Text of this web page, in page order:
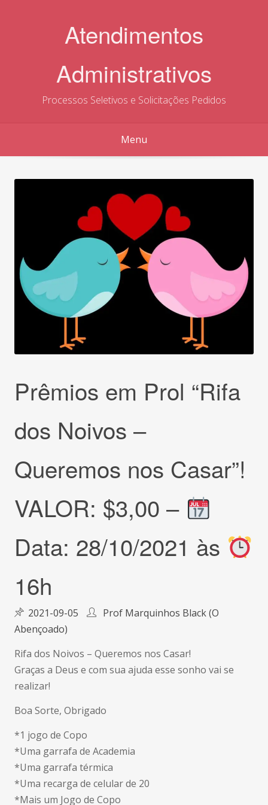
Atendimentos
Administrativos
Processos Seletivos e Solicitações Pedidos
Menu
Prêmios em Prol “Rifa
dos Noivos –
Queremos nos Casar”!
VALOR: $3,00 –
Data: 28/10/2021 às
16h
2021-09-05
Prof Marquinhos Black (O
Abençoado)
Rifa dos Noivos – Queremos nos Casar!
Graças a Deus e com sua ajuda esse sonho vai se
realizar!
Boa Sorte, Obrigado
*1 jogo de Copo
*Uma garrafa de Academia
*Uma garrafa térmica
*Uma recarga de celular de 20
*Mais um Jogo de Copo